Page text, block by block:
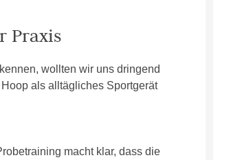
Praxis
wollten wir uns dringend
als alltägliches Sportgerät
macht klar, dass die